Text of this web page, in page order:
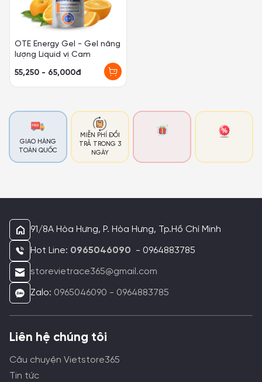
OTE Energy Gel - Gel năng
lượng Liquid vị Cam
55,250 - 65,000đ
GIAO HÀNG
TOÀN QUỐC
MIỄN PHÍ ĐỔI
TRẢ TRONG 3
NGÀY
91/8A Hòa Hưng, P. Hòa Hưng, Tp.Hồ Chí Minh
Hot Line: 0965046090 - 0964883785
storevietrace365@gmail.com
Zalo: 0965046090 - 0964883785
Liên hệ chúng tôi
Câu chuyện Vietstore365
Tin tức